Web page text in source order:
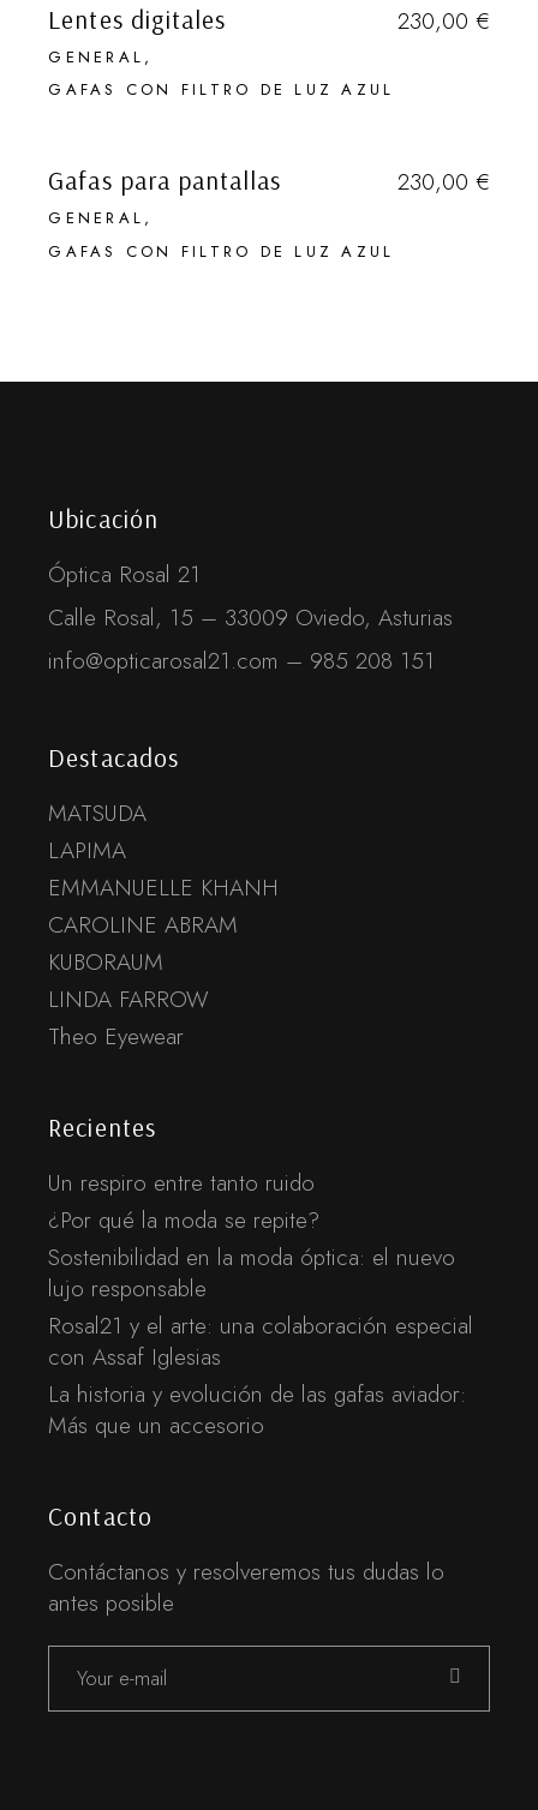
Lentes digitales
GENERAL
GAFAS CON FILTRO DE LUZ AZUL
230,00 €
Gafas para pantallas
GENERAL
GAFAS CON FILTRO DE LUZ AZUL
230,00 €
Ubicación
Óptica Rosal 21
Calle Rosal, 15 – 33009 Oviedo, Asturias
info@opticarosal21.com – 985 208 151
Destacados
MATSUDA
LAPIMA
EMMANUELLE KHANH
CAROLINE ABRAM
KUBORAUM
LINDA FARROW
Theo Eyewear
Recientes
Un respiro entre tanto ruido
¿Por qué la moda se repite?
Sostenibilidad en la moda óptica: el nuevo
lujo responsable
Rosal21 y el arte: una colaboración especial
con Assaf Iglesias
La historia y evolución de las gafas aviador:
Más que un accesorio
Contacto
Contáctanos y resolveremos tus dudas lo
antes posible
ENVIAR